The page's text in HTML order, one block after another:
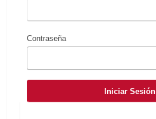
Contraseña
Iniciar Sesión